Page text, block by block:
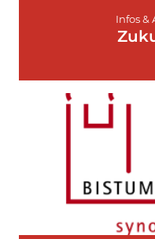
Infos &